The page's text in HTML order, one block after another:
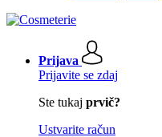
Prijava
Prijavite se zdaj
Ste tukaj prvič?
Ustvarite račun